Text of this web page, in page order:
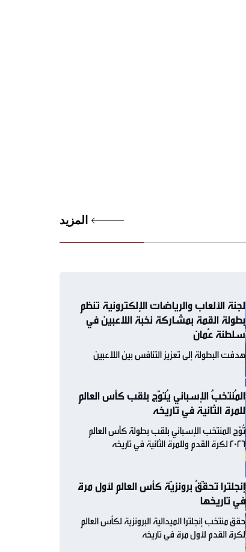
المزيد
لجنة الألعاب والرياضات الإلكترونية تنظم
بطولة القمة بمشاركة نخبة اللاعبين في
سلطنة عُمان
هدفت البطولة إلى تعزيز التنافس بين اللاعبين
المُنتخبُ الإسباني يُتوّج بلقب كأس العالم
للمرة الثانية في تاريخه
تُوّج المنتخب الإسباني بلقب بطولة كأس العالم
2026 لكرة القدم وللمرة الثانية في تاريخه
إنجلترا تحقّقُ برونزيّة كأس العالم لأول مرة
في تاريخها
حقق منتخب إنجلترا الميدالية البرونزية لكأس العالم
لكرة القدم لأول مرة في تاريخه